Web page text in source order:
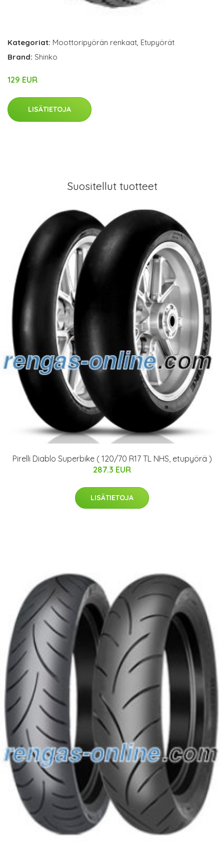
Kategoriat: Moottoripyörän renkaat Etupyörät
Brand: Shinko
129 EUR
LISÄTIETOJA
Suositellut tuotteet
Pirelli Diablo Superbike ( 120/70 R17 TL NHS, etupyörä )
287.3 EUR
LISÄTIETOJA